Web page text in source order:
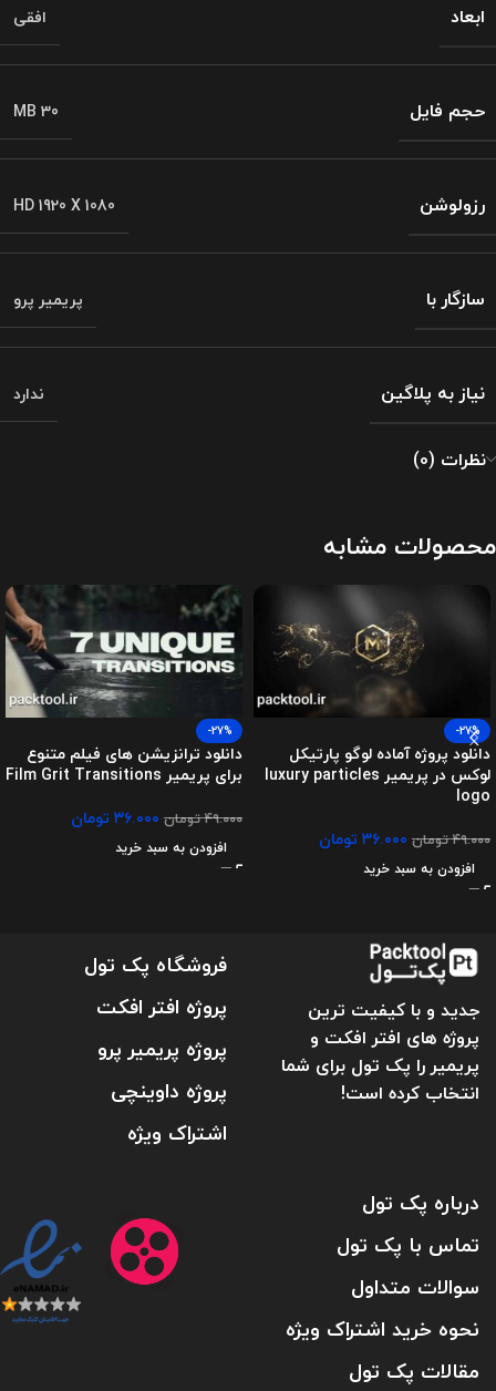
ابعاد افقی
حجم فایل MB 30
رزولوشن HD 1920 X 1080
سازگار با پریمیر پرو
نیاز به پلاگین ندارد
نظرات (0)
محصولات مشابه
-27%
دانلود پروژه آماده لوگو پارتیکل
لوکس در پریمیر luxury particles
logo
۴۹.۰۰۰تومان ۳۶.۰۰۰ تومان
افزودن به سبد خرید
-27%
دانلود ترانزیشن های فیلم متنوع
برای پریمیر Film Grit Transitions
۴۹.۰۰۰تومان ۳۶.۰۰۰ تومان
افزودن به سبد خرید
جدید و با کیفیت ترین
پروژه های افتر افکت و
پریمیر را پک تول برای شما
انتخاب کرده است!
فروشگاه پک تول
پروژه افتر افکت
پروژه پریمیر پرو
پروژه داوینچی
اشتراک ویژه
درباره پک تول
تماس با پک تول
سوالات متداول
نحوه خرید اشتراک ویژه
مقالات پک تول